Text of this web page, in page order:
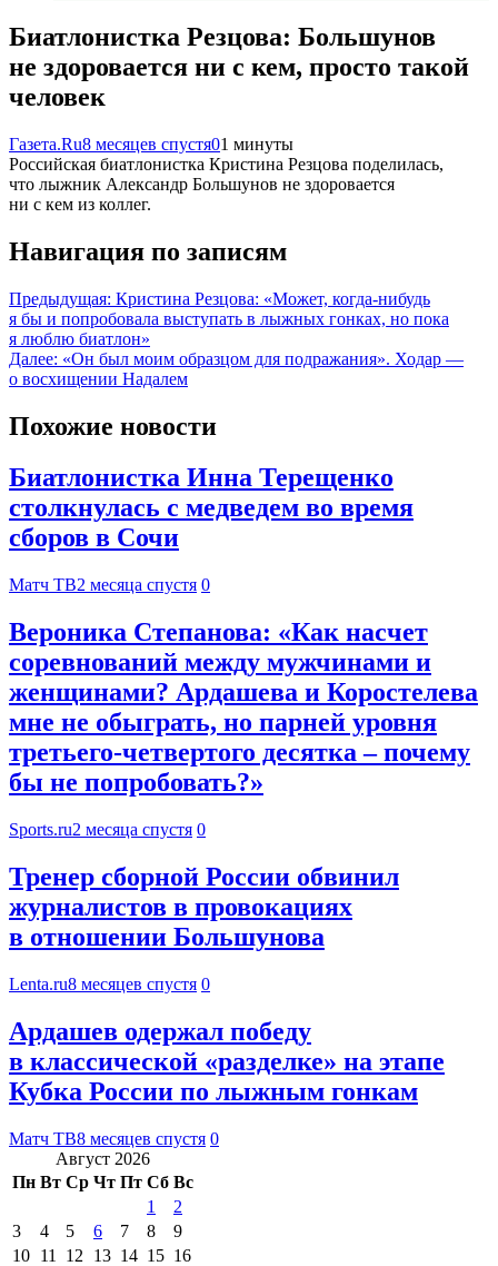
Биатлонистка Резцова: Большунов
не здоровается ни с кем, просто такой
человек
Газета.Ru8 месяцев спустя01 минуты
Российская биатлонистка Кристина Резцова поделилась,
что лыжник Александр Большунов не здоровается
ни с кем из коллег.
Навигация по записям
Предыдущая: Кристина Резцова: «Может, когда‑нибудь
я бы и попробовала выступать в лыжных гонках, но пока
я люблю биатлон»
Далее: «Он был моим образцом для подражания». Ходар —
о восхищении Надалем
Похожие новости
Биатлонистка Инна Терещенко
столкнулась с медведем во время
сборов в Сочи
Матч ТВ2 месяца спустя 0
Вероника Степанова: «Как насчет
соревнований между мужчинами и
женщинами? Ардашева и Коростелева
мне не обыграть, но парней уровня
третьего-четвертого десятка – почему
бы не попробовать?»
Sports.ru2 месяца спустя 0
Тренер сборной России обвинил
журналистов в провокациях
в отношении Большунова
Lenta.ru8 месяцев спустя 0
Ардашев одержал победу
в классической «разделке» на этапе
Кубка России по лыжным гонкам
Матч ТВ8 месяцев спустя 0
Август 2026
Пн Вт Ср Чт Пт Сб Вс
1
2
3
4 5 6 7 8
9
10 11 12 13 14 15 16